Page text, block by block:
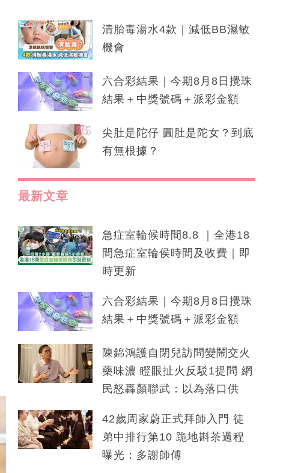
清胎毒湯水4款｜減低BB濕敏
機會
六合彩結果｜今期8月8日攪珠
結果＋中獎號碼＋派彩金額
尖肚是陀仔 圓肚是陀女？到底
有無根據？
最新文章
急症室輪候時間8.8 ｜全港18
間急症室輪侯時間及收費｜即
時更新
六合彩結果｜今期8月8日攪珠
結果＋中獎號碼＋派彩金額
陳錦鴻護自閉兒訪問變鬧交火
藥味濃 瞪眼扯火反駁1提問 網
民怒轟顏聯武：以為落口供
42歲周家蔚正式拜師入門 徒
弟中排行第10 跪地斟茶過程
曝光：多謝師傅